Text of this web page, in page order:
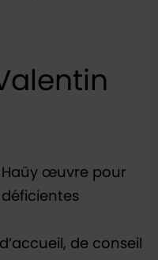
œuvre pour
déficientes
de conseil